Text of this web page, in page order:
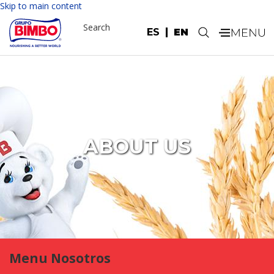
Skip to main content
ES EN
Search .
ABOUT US
Menu Nosotros